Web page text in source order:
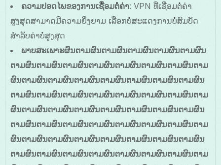
ຄວາມປອດໄພຂອງການເຊື່ອມຕໍ່ຄ່າ: VPN ທີ່ເຊື່ອມຕໍ່ຄ່າ
ສູງສຸດສາມາດມີຄວາມຍິ່ງຍາມ ເລືອກບໍ່ສະແດງການບໍ່ສົມບັດ
ສຳລັບຄ່າບໍ່ສູງສຸດ
ພາບສະເພາະຜົນຕາມຜົນຕາມຜົນຕາມຜົນຕາມຜົນຕາມຜົນ
ຕາມຜົນຕາມຜົນຕາມຜົນຕາມຜົນຕາມຜົນຕາມຜົນຕາມຜົນຕາມ
ຜົນຕາມຜົນຕາມຜົນຕາມຜົນຕາມຜົນຕາມຜົນຕາມຜົນຕາມຜົນ
ຕາມຜົນຕາມຜົນຕາມຜົນຕາມຜົນຕາມຜົນຕາມຜົນຕາມຜົນຕາມ
ຜົນຕາມຜົນຕາມຜົນຕາມຜົນຕາມຜົນຕາມຜົນຕາມຜົນຕາມຜົນ
ຕາມຜົນຕາມຜົນຕາມຜົນຕາມຜົນຕາມຜົນຕາມຜົນຕາມຜົນຕາມ
ຜົນຕາມຜົນຕາມຜົນຕາມຜົນຕາມຜົນຕາມຜົນຕາມຜົນຕາມຜົນ
ຕາມຜົນຕາມຜົນຕາມຜົນຕາມຜົນຕາມຜົນຕາມຜົນຕາມຜົນຕາມ